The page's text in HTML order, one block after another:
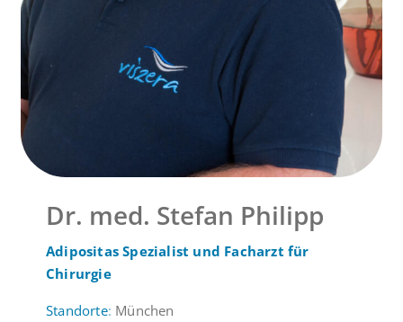
Dr. med. Stefan Philipp
Adipositas Spezialist und Facharzt für
Chirurgie
Standorte: München